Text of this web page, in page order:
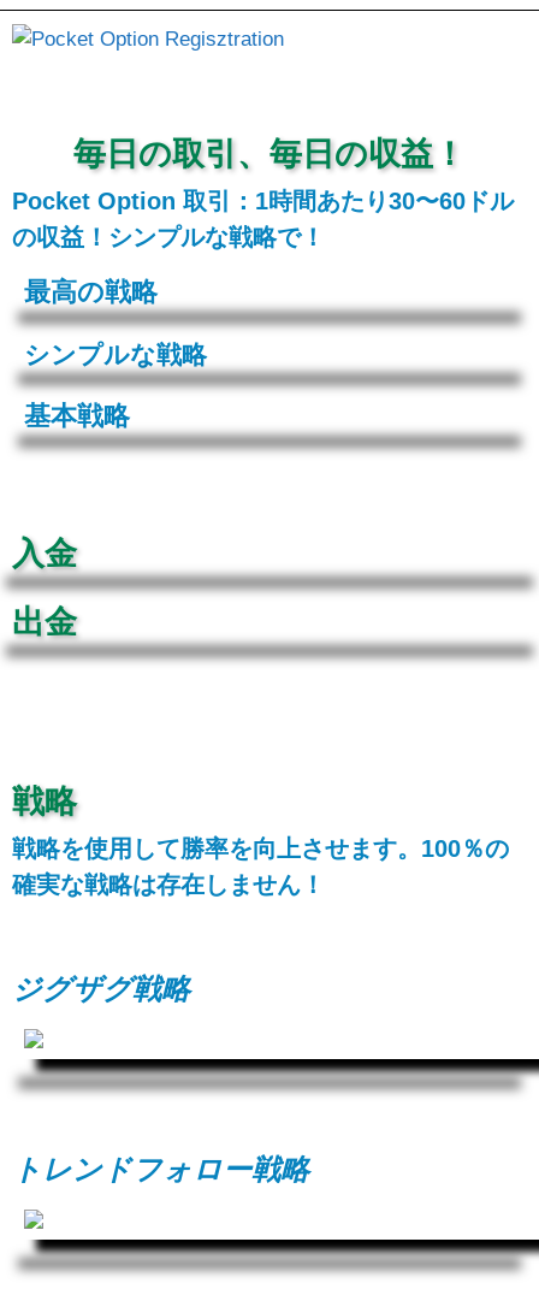
毎日の取引、毎日の収益！
Pocket Option 取引：1時間あたり30〜60ドル
の収益！シンプルな戦略で！
最高の戦略
シンプルな戦略
基本戦略
入金
出金
戦略
戦略を使用して勝率を向上させます。100％の
確実な戦略は存在しません！
ジグザグ戦略
トレンドフォロー戦略